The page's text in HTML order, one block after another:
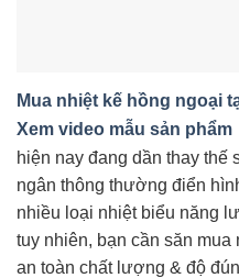
Mua nhiệt kế hồng ngoại
Xem video mẫu sản phẩm
hiện nay đang dần thay
ngân thông thường điển
nhiều loại nhiệt biểu năng
tuy nhiên, bạn cần săn
an toàn chất lượng & độ